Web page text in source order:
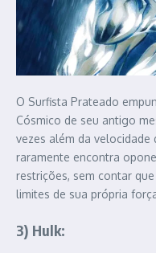
O Surfista Prateado
Cósmico de seu antigo
vezes além da
raramente encontra
restrições, sem contar
limites de sua própria
3) Hulk: